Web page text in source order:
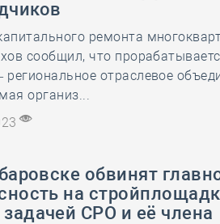
ремонта
сообщил, что
отраслевое
организ...
обвинят
на
СРО и её члена